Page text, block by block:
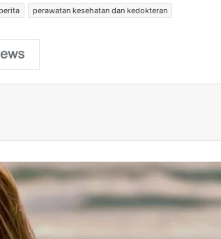
perawatan kesehatan dan kedokteran